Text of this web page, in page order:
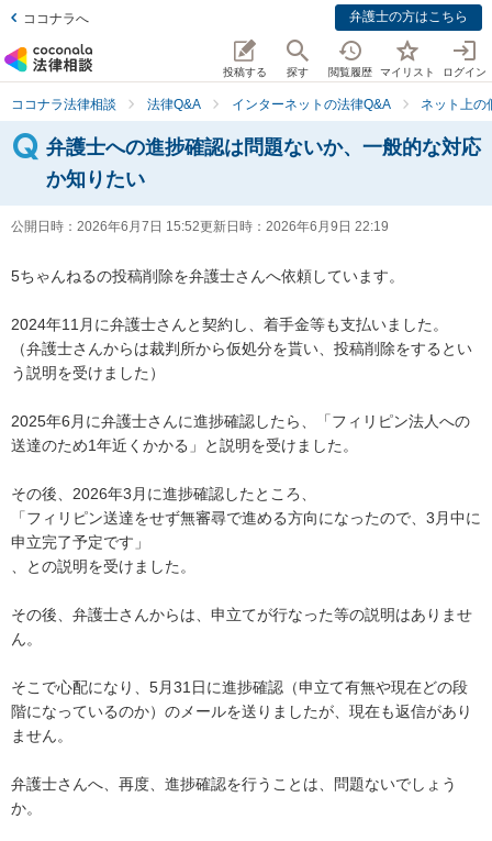
ココナラへ 弁護士の方はこちら
投稿する 探す 閲覧履歴 マイリスト ログイン
ココナラ法律相談 法律Q&A インターネットの法律Q&A ネット上の
弁護士への進捗確認は問題ないか、一般的な対応
か知りたい
公開日時： 2026年6月7日 15:52更新日時： 2026年6月9日 22:19
5ちゃんねるの投稿削除を弁護士さんへ依頼しています。
2024年11月に弁護士さんと契約し、着手金等も支払いました。
（弁護士さんからは裁判所から仮処分を貰い、投稿削除をするとい
う説明を受けました）
2025年6月に弁護士さんに進捗確認したら、「フィリピン法人への
送達のため1年近くかかる」と説明を受けました。
その後、2026年3月に進捗確認したところ、
「フィリピン送達をせず無審尋で進める方向になったので、3月中に
申立完了予定です」
、との説明を受けました。
その後、弁護士さんからは、申立てが行なった等の説明はありませ
ん。
そこで心配になり、5月31日に進捗確認（申立て有無や現在どの段
階になっているのか）のメールを送りましたが、現在も返信があり
ません。
弁護士さんへ、再度、進捗確認を行うことは、問題ないでしょう
か。